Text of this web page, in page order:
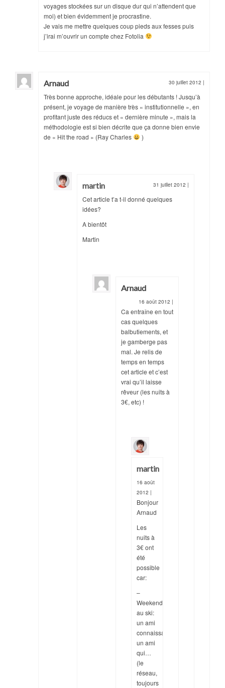
voyages stockées sur un disque dur qui n’attendent que
moi) et bien évidemment je procrastine.
Je vais me mettre quelques coup pieds aux fesses puis
j’irai m’ouvrir un compte chez Fotolia
Arnaud 30 juillet 2012 |
Très bonne approche, idéale pour les débutants ! Jusqu’à
présent, je voyage de manière très « institutionnelle », en
profitant juste des réducs et « dernière minute », mais la
méthodologie est si bien décrite que ça donne bien envie
de « Hit the road » (Ray Charles
)
martin 31 juillet 2012 |
Cet article t’a t-il donné quelques
idées?
A bientôt
Martin
Arnaud
16 août 2012 |
Ca entraîne en tout
cas quelques
balbutiements, et
je gamberge pas
mal. Je relis de
temps en temps
cet article et c’est
vrai qu’il laisse
rêveur (les nuits à
3€, etc) !
martin
16 août
2012 |
Bonjour
Arnaud
Les
nuits à
3€ ont
été
possible
car:
–
Weekend
au ski:
un ami
connaissait
un ami
qui…
(le
réseau,
toujours